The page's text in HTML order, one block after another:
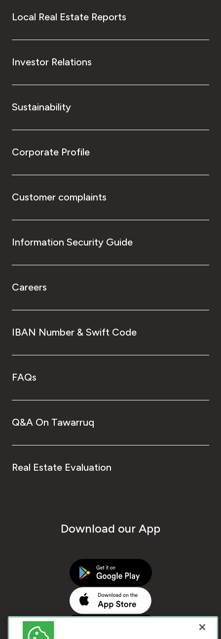
Local Real Estate Reports
Investor Relations
Sustainability
Corporate Profile
Customer complaints
Information Security Guide
Careers
IBAN Number & Swift Code
FAQs
Q&A On Tawarruq
Real Estate Evaluation
Download our App